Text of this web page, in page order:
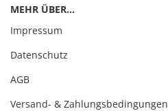
MEHR ÜBER...
Impressum
Datenschutz
AGB
Versand- & Zahlungsbedingungen